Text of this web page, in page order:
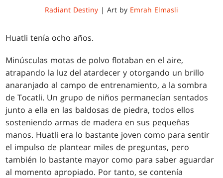
Radiant Destiny | Art by Emrah Elmasli
Huatli tenía ocho años.
Minúsculas motas de polvo flotaban en el aire,
atrapando la luz del atardecer y otorgando un brillo
anaranjado al campo de entrenamiento, a la sombra
de Tocatli. Un grupo de niños permanecían sentados
junto a ella en las baldosas de piedra, todos ellos
sosteniendo armas de madera en sus pequeñas
manos. Huatli era lo bastante joven como para sentir
el impulso de plantear miles de preguntas, pero
también lo bastante mayor como para saber aguardar
al momento apropiado. Por tanto, se contenía